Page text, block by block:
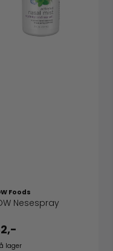
Foods
Nesespray
lager